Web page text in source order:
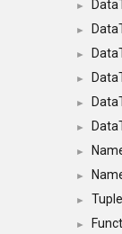
►
►
►
►
►
►
►
►
►
►